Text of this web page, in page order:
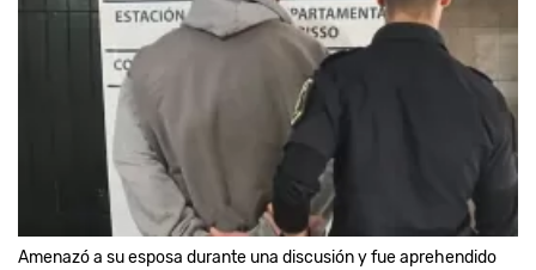
Amenazó a su esposa durante una discusión y fue aprehendido